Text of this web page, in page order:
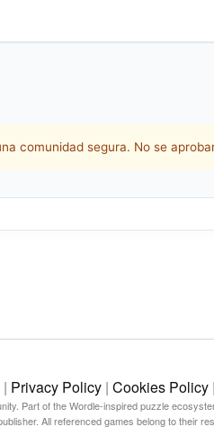
comunidad segura. No se
Privacy Policy | Cookies Policy |
Part of the Wordle-inspired puzzle
All referenced games belong to their